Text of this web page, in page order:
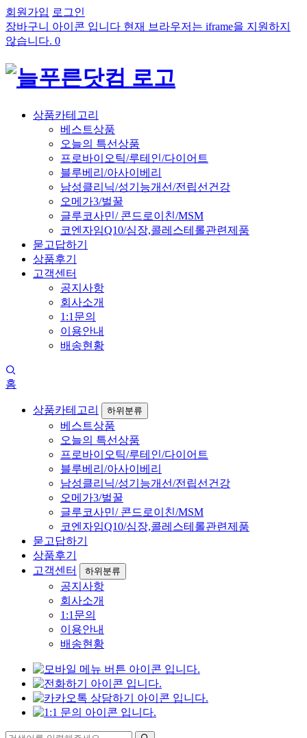
회원가입 로그인
장바구니 아이콘 입니다 현재 브라우저는 iframe을 지원하지
않습니다. 0
상품카테고리
베스트상품
오늘의 특선상품
프로바이오틱/루테인/다이어트
블루베리/아사이베리
남성클리닉/성기능개선/전립선건강
오메가3/벌꿀
글루코사민/ 콘드로이친/MSM
코엔자임Q10/심장,콜레스테롤관련제품
묻고답하기
상품후기
고객센터
공지사항
회사소개
1:1문의
이용안내
배송현황
홈
상품카테고리 하위분류
베스트상품
오늘의 특선상품
프로바이오틱/루테인/다이어트
블루베리/아사이베리
남성클리닉/성기능개선/전립선건강
오메가3/벌꿀
글루코사민/ 콘드로이친/MSM
코엔자임Q10/심장,콜레스테롤관련제품
묻고답하기
상품후기
고객센터
하위분류
공지사항
회사소개
1:1문의
이용안내
배송현황